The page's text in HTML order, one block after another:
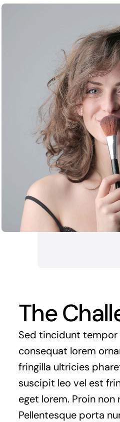
The
Sed tincidunt tempor
consequat lorem
fringilla ultricies
suscipit leo vel est
eget lorem. Proin non
Pellentesque porta